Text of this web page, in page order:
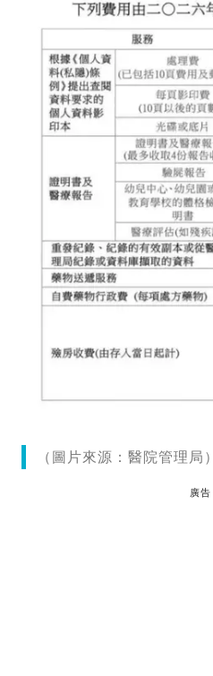
（圖片來源：醫院管理局）
廣告